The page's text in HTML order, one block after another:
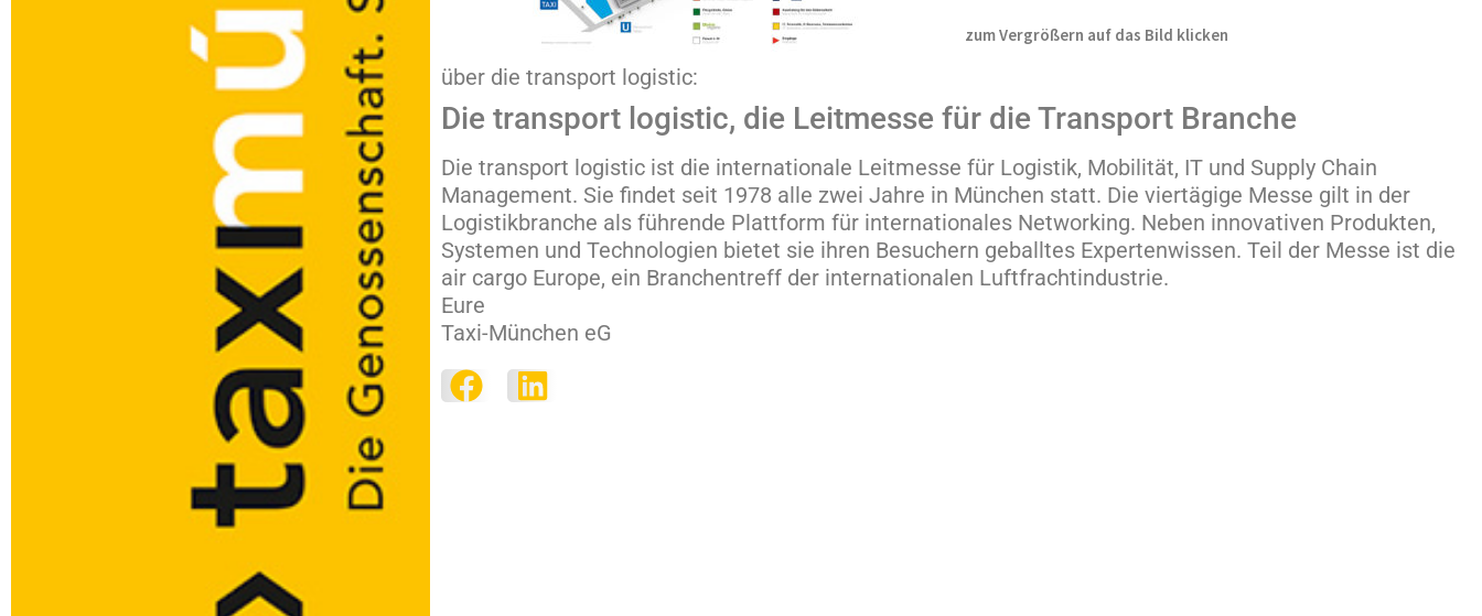
zum Vergrößern auf das Bild klicken
über die transport logistic:
Die transport logistic, die Leitmesse für die Transport Branche
Die transport logistic ist die internationale Leitmesse für Logistik, Mobilität, IT und Supply Chain
Management. Sie findet seit 1978 alle zwei Jahre in München statt. Die viertägige Messe gilt in der
Logistikbranche als führende Plattform für internationales Networking. Neben innovativen Produkten,
Systemen und Technologien bietet sie ihren Besuchern geballtes Expertenwissen. Teil der Messe ist die
air cargo Europe, ein Branchentreff der internationalen Luftfrachtindustrie.
Eure
Taxi-München eG